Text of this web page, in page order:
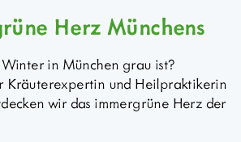
Herz Münchens
in München grau ist?
Kräuterexpertin und Heilpraktikerin
wir das immergrüne Herz der